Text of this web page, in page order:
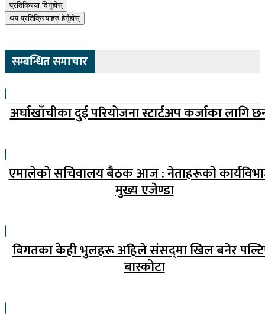
प्रतिक्रिया दिनुहोस्
थप प्रतिक्रियाहरु हेर्नुहोस्
सम्बन्धित समाचार
अर्घाखाँचीका दुई परियोजना स्टार्टअप कर्जाका लागि
एमालेको सचिवालय बैठक आज : नेताहरूको
मुख्य एजेण्डा
विगतका केही भुलहरू अहिले संसद्‍मा खिल बनेर
बास्कोटा